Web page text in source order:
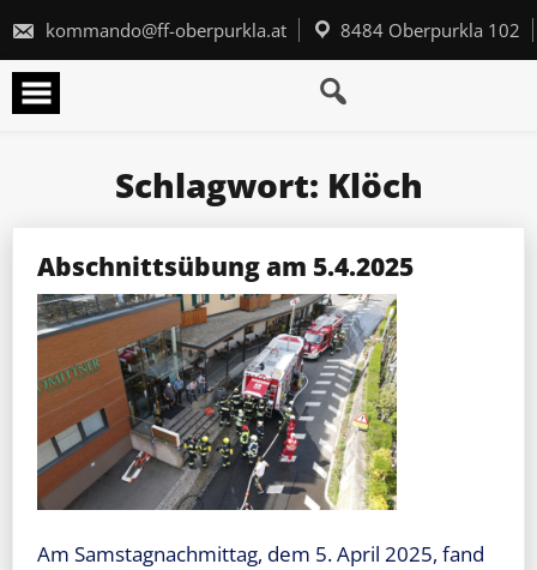
to
content
kommando@ff-oberpurkla.at 8484 Oberpurkla 102
Schlagwort: Klöch
Abschnittsübung am 5.4.2025
Am Samstagnachmittag, dem 5. April 2025, fand